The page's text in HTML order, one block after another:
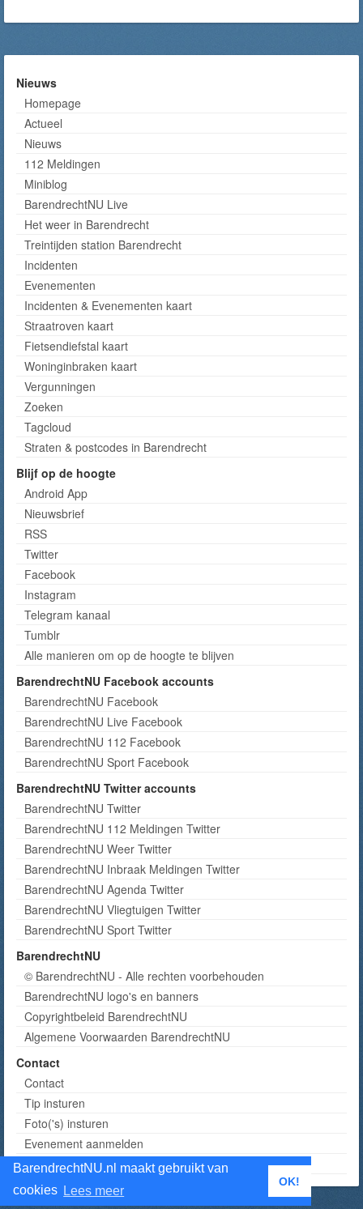
BarendrechtNU.nl maakt gebruikt van
cookies Lees meer
OK!
Nieuws
Homepage
Actueel
Nieuws
112 Meldingen
Miniblog
BarendrechtNU Live
Het weer in Barendrecht
Treintijden station Barendrecht
Incidenten
Evenementen
Incidenten & Evenementen kaart
Straatroven kaart
Fietsendiefstal kaart
Woninginbraken kaart
Vergunningen
Zoeken
Tagcloud
Straten & postcodes in Barendrecht
Blijf op de hoogte
Android App
Nieuwsbrief
RSS
Twitter
Facebook
Instagram
Telegram kanaal
Tumblr
Alle manieren om op de hoogte te blijven
BarendrechtNU Facebook accounts
BarendrechtNU Facebook
BarendrechtNU Live Facebook
BarendrechtNU 112 Facebook
BarendrechtNU Sport Facebook
BarendrechtNU Twitter accounts
BarendrechtNU Twitter
BarendrechtNU 112 Meldingen Twitter
BarendrechtNU Weer Twitter
BarendrechtNU Inbraak Meldingen Twitter
BarendrechtNU Agenda Twitter
BarendrechtNU Vliegtuigen Twitter
BarendrechtNU Sport Twitter
BarendrechtNU
© BarendrechtNU - Alle rechten voorbehouden
BarendrechtNU logo's en banners
Copyrightbeleid BarendrechtNU
Algemene Voorwaarden BarendrechtNU
Contact
Contact
Tip insturen
Foto('s) insturen
Evenement aanmelden
Informatie aanvragen adverteren